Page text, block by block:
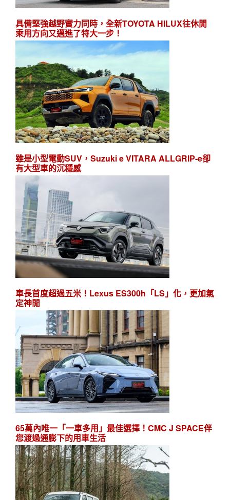
具備堅強越野實力同時，全新TOYOTA HILUX往休閒
乘用方向又邁進了特大一步！
雖是小型電動SUV，Suzuki e VITARA ALLGRIP-e卻
有大型車的沉穩感
車長首度超過五米！Lexus ES300h「LS」化，更加氣
定神閒
65萬內唯一「一車多用」最佳選擇！CMC J SPACE伴
您渡過通膨下的用車生活